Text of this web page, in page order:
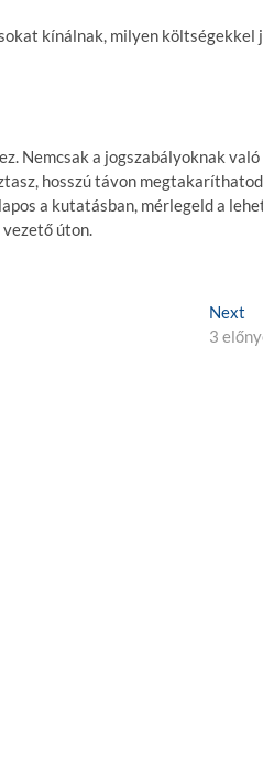
kínálnak, milyen költségekkel
Nemcsak a jogszabályoknak
hosszú távon
a kutatásban, mérlegeld a
úton.
Next
e
3